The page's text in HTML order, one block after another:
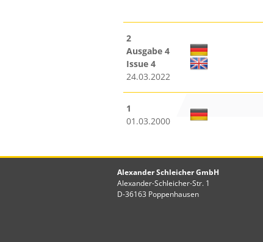
2
Ausgabe 4
Issue 4
24.03.2022
1
01.03.2000
Alexander Schleicher GmbH
Alexander-Schleicher-Str. 1
D-36163 Poppenhausen